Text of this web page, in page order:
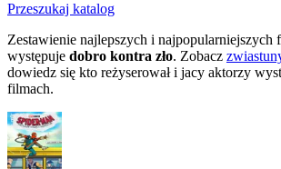
Przeszukaj katalog
Zestawienie najlepszych i
występuje dobro kontra zło. Zobacz
dowiedz się kto reżyserował i jacy aktorzy
filmach.